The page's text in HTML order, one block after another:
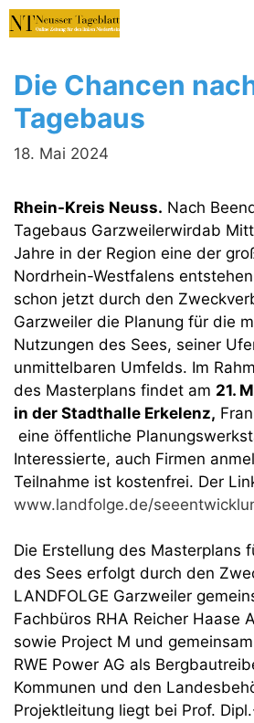
Zum
Inhalt
Die Chancen
Tagebaus
18. Mai 2024
Rhein-Kreis Neuss. Nach
Tagebaus Garzweilerwirdab
Jahre in der Region eine der
Nordrhein-Westfalens
schon jetzt durch den
Garzweiler die Planung für die
Nutzungen des Sees, seiner
unmittelbaren Umfelds. Im
des Masterplans findet am 21.
in der Stadthalle Erkelenz,
eine öffentliche
Interessierte, auch Firmen
Teilnahme ist kostenfrei. Der
www.landfolge.de/
Die Erstellung des Masterplans
des Sees erfolgt durch den
LANDFOLGE Garzweiler
Fachbüros RHA Reicher Haase
sowie Project M und
RWE Power AG als
Kommunen und den
Projektleitung liegt bei Prof.